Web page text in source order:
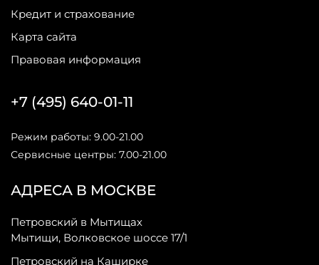
Кредит и страхование
Карта сайта
Правовая информация
АДРЕСА В МОСКВЕ
Петровский в Мытищах
Мытищи, Волковское шоссе 17/1
Петровский на Каширке
+7 (495) 640-01-11
Режим работы: 9.00-21.00
Сервисные центры: 7.00-21.00